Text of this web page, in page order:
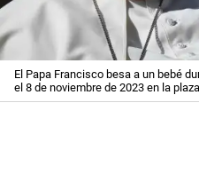
El Papa Francisco besa a un bebé
el 8 de noviembre de 2023 en la